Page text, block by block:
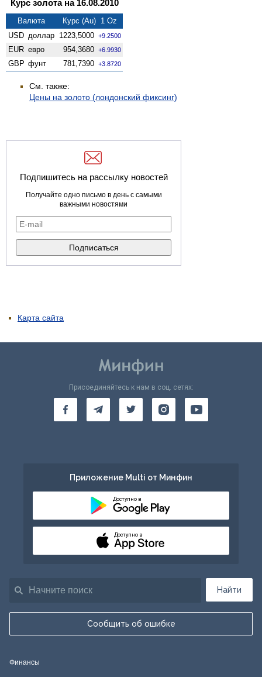
Курс золота на 16.08.2010
Валюта
Курс (Au) 1 Oz
USD доллар 1223,5000 +9.2500
EUR евро 954,3680 +6.9930
GBP фунт 781,7390 +3.8720
См. также:
Цены на золото (лондонский фиксинг)
Подпишитесь на рассылку новостей
Получайте одно письмо в день с самыми
важными новостями
Карта сайта
Найти
Сообщить об ошибке
Присоединяйтесь к нам в соц. сетях:
Приложение Multi от Минфин
Доступно в
Доступно в
Финансы